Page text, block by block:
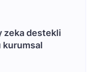
zeka destekli
kurumsal